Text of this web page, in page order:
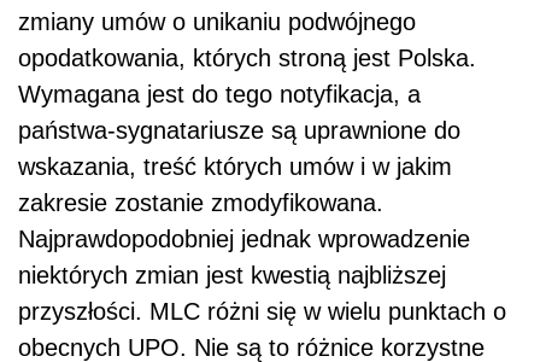
zmiany umów o unikaniu podwójnego
opodatkowania, których stroną jest Polska.
Wymagana jest do tego notyfikacja, a
państwa-sygnatariusze są uprawnione do
wskazania, treść których umów i w jakim
zakresie zostanie zmodyfikowana.
Najprawdopodobniej jednak wprowadzenie
niektórych zmian jest kwestią najbliższej
przyszłości. MLC różni się w wielu punktach o
obecnych UPO. Nie są to różnice korzystne